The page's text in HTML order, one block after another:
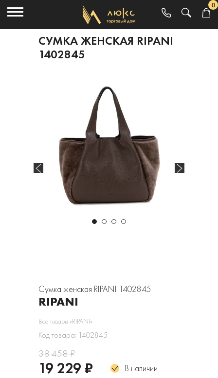
0
СУМКА ЖЕНСКАЯ RIPANI
1402845
Сумка женская RIPANI 1402845
RIPANI
Все товары «RIPANI»
Код товара: 1402845
38 458 ₽
19 229 ₽ В наличии